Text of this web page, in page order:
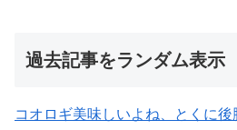
過去記事をランダム表示
コオロギ美味しいよね、とくに